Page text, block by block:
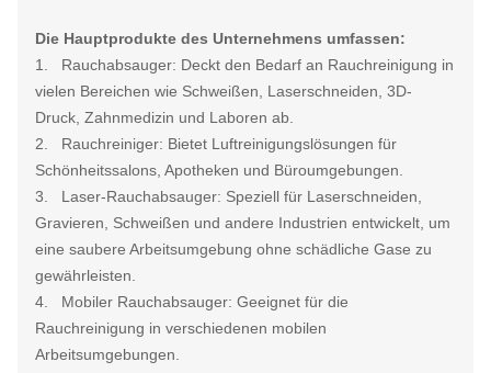
Die Hauptprodukte des Unternehmens umfassen:
1. Rauchabsauger: Deckt den Bedarf an Rauchreinigung in
vielen Bereichen wie Schweißen, Laserschneiden, 3D-
Druck, Zahnmedizin und Laboren ab.
2. Rauchreiniger: Bietet Luftreinigungslösungen für
Schönheitssalons, Apotheken und Büroumgebungen.
3. Laser-Rauchabsauger: Speziell für Laserschneiden,
Gravieren, Schweißen und andere Industrien entwickelt, um
eine saubere Arbeitsumgebung ohne schädliche Gase zu
gewährleisten.
4. Mobiler Rauchabsauger: Geeignet für die
Rauchreinigung in verschiedenen mobilen
Arbeitsumgebungen.